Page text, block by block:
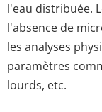
l'eau distribuée.
l'absence de
les analyses
paramètres
lourds, etc.